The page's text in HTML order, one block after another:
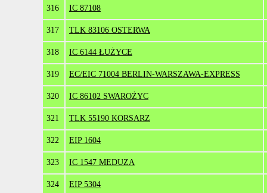
316 IC 87108
317 TLK 83106 OSTERWA
318 IC 6144 ŁUŻYCE
319 EC/EIC 71004 BERLIN-WARSZAWA-EXPRESS
320 IC 86102 SWAROŻYC
321 TLK 55190 KORSARZ
322 EIP 1604
323 IC 1547 MEDUZA
324 EIP 5304